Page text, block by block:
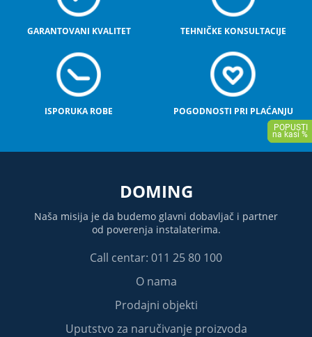
GARANTOVANI KVALITET TEHNIČKE KONSULTACIJE
ISPORUKA ROBE POGODNOSTI PRI PLAĆANJU
DOMING
Naša misija je da budemo glavni dobavljač i partner
od poverenja instalaterima.
Call centar: 011 25 80 100
O nama
Prodajni objekti
Uputstvo za naručivanje proizvoda